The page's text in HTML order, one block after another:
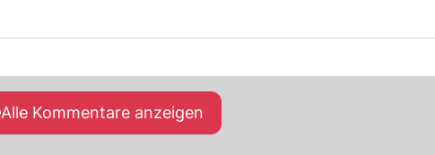
Alle Kommentare anzeigen